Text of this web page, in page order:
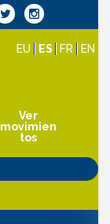
EU ES FR EN
Ver
movimien
tos